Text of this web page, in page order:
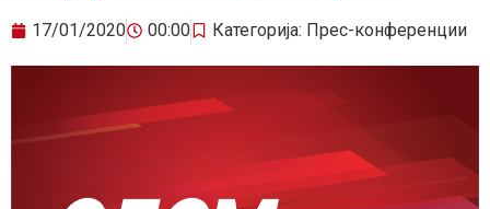
17/01/2020 00:00 Категорија: Прес-конференции